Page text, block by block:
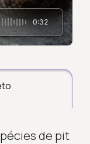
0:32
de pit